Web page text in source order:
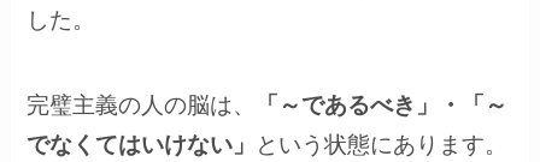
した。
完璧主義の人の脳は、
「～であるべき」・「～
でなくてはいけない」
という状態にあります。